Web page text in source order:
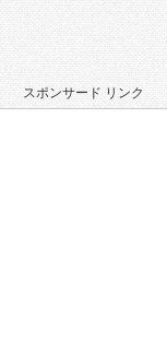
スポンサード リンク